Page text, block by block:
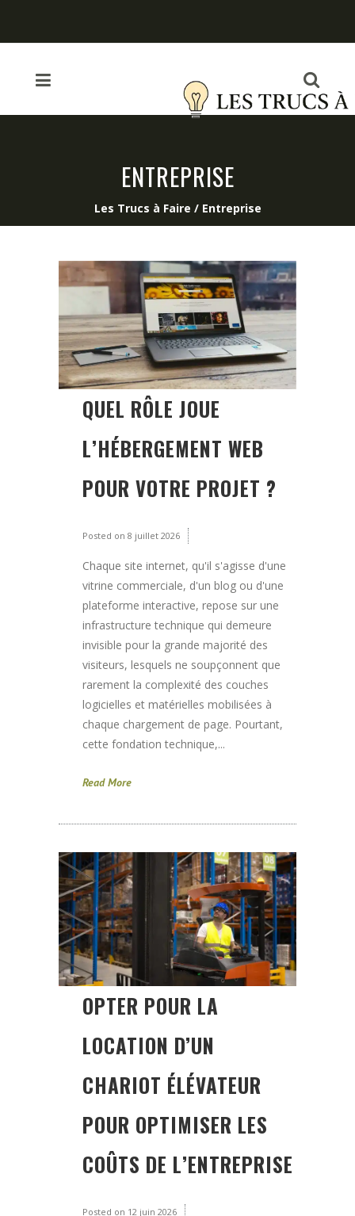
ENTREPRISE
Les Trucs à Faire / Entreprise
QUEL RÔLE JOUE
L’HÉBERGEMENT WEB
POUR VOTRE PROJET ?
Posted on 8 juillet 2026
Chaque site internet, qu'il s'agisse d'une
vitrine commerciale, d'un blog ou d'une
plateforme interactive, repose sur une
infrastructure technique qui demeure
invisible pour la grande majorité des
visiteurs, lesquels ne soupçonnent que
rarement la complexité des couches
logicielles et matérielles mobilisées à
chaque chargement de page. Pourtant,
cette fondation technique,...
Read More
OPTER POUR LA
LOCATION D’UN
CHARIOT ÉLÉVATEUR
POUR OPTIMISER LES
COÛTS DE L’ENTREPRISE
Posted on 12 juin 2026